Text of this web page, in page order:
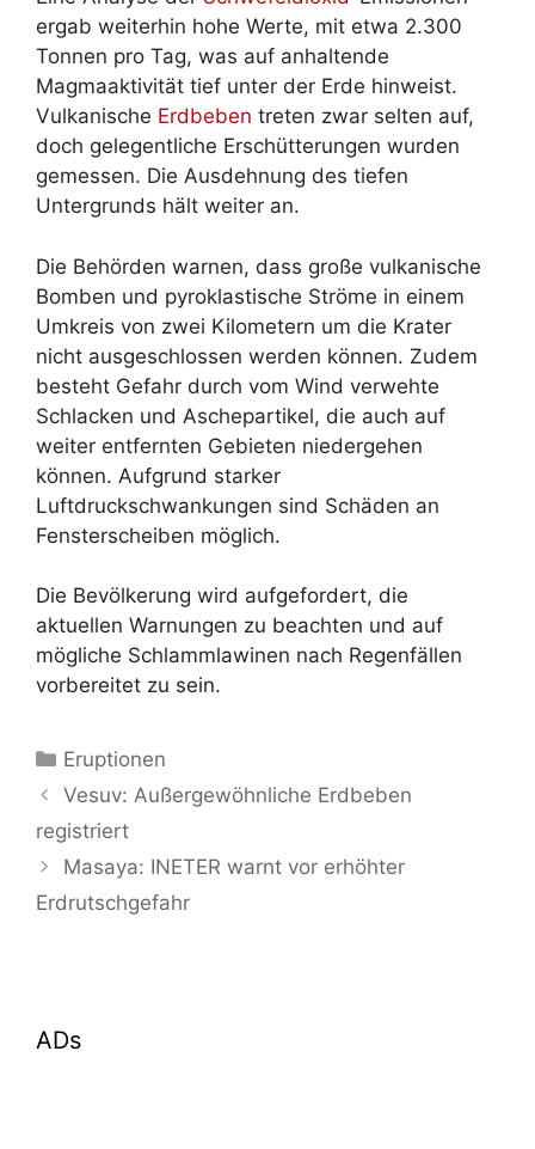
ergab weiterhin hohe Werte, mit etwa 2.300
Tonnen pro Tag, was auf anhaltende
Magmaaktivität tief unter der Erde hinweist.
Vulkanische Erdbeben treten zwar selten auf,
doch gelegentliche Erschütterungen wurden
gemessen. Die Ausdehnung des tiefen
Untergrunds hält weiter an.
Die Behörden warnen, dass große vulkanische
Bomben und pyroklastische Ströme in einem
Umkreis von zwei Kilometern um die Krater
nicht ausgeschlossen werden können. Zudem
besteht Gefahr durch vom Wind verwehte
Schlacken und Aschepartikel, die auch auf
weiter entfernten Gebieten niedergehen
können. Aufgrund starker
Luftdruckschwankungen sind Schäden an
Fensterscheiben möglich.
Die Bevölkerung wird aufgefordert, die
aktuellen Warnungen zu beachten und auf
mögliche Schlammlawinen nach Regenfällen
vorbereitet zu sein.
Kategorien
Eruptionen
Vesuv: Außergewöhnliche Erdbeben
registriert
Masaya: INETER warnt vor erhöhter
Erdrutschgefahr
ADs